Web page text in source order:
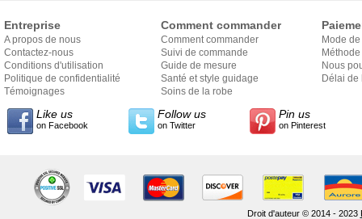
Entreprise
A propos de nous
Contactez-nous
Conditions d'utilisation
Politique de confidentialité
Témoignages
Comment commander
Comment commander
Suivi de commande
Guide de mesure
Santé et style guidage
Soins de la robe
Mode
Nous
Délai de
Like us
on Facebook
Follow us
on Twitter
Pin us
on Pinterest
Droit d'auteur © 2014 - 2023